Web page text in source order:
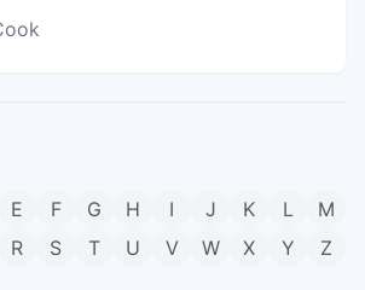
E F G H I J K L
M
R S T U V W X Y Z